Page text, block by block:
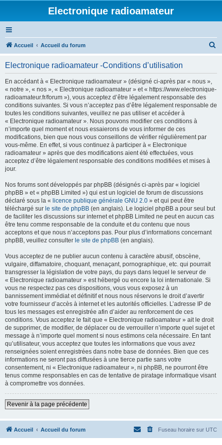
Electronique radioamateur
Accueil Accueil du forum
Electronique radioamateur -Conditions d’utilisation
En accédant à « Electronique radioamateur » (désigné ci-après par « nous »,
« notre », « nos », « Electronique radioamateur » et « https://www.electronique-
radioamateur.fr/forum »), vous acceptez d’être légalement responsable des
conditions suivantes. Si vous n’acceptez pas d’être légalement responsable de
toutes les conditions suivantes, veuillez ne pas utiliser et accéder à
« Electronique radioamateur ». Nous pouvons modifier ces conditions à
n’importe quel moment et nous essaierons de vous informer de ces
modifications, bien que nous vous conseillons de vérifier régulièrement par
vous-même. En effet, si vous continuez à participer à « Electronique
radioamateur » après que des modifications aient été effectuées, vous
acceptez d’être légalement responsable des conditions modifiées et mises à
jour.
Nos forums sont développés par phpBB (désignés ci-après par « logiciel
phpBB » et « phpBB Limited ») qui est un logiciel de forum de discussions
déclaré sous la « licence publique générale GNU 2.0 » et qui peut être
téléchargé sur le site de phpBB (en anglais). Le logiciel phpBB a pour seul but
de faciliter les discussions sur internet et phpBB Limited ne peut en aucun cas
être tenu comme responsable de la conduite et du contenu que nous
acceptons et que nous n’acceptons pas. Pour plus d’informations concernant
phpBB, veuillez consulter le site de phpBB (en anglais).
Vous acceptez de ne publier aucun contenu à caractère abusif, obscène,
vulgaire, diffamatoire, choquant, menaçant, pornographique, etc. qui pourrait
transgresser la législation de votre pays, du pays dans lequel le serveur de
« Electronique radioamateur » est hébergé ou encore la loi internationale. Si
vous ne respectez pas ces dispositions, vous vous exposez à un
bannissement immédiat et définitif et nous nous réservons le droit d’avertir
votre fournisseur d’accès à internet et les autorités officielles. L’adresse IP de
tous les messages est enregistrée afin d’aider au renforcement de ces
conditions. Vous acceptez le fait que « Electronique radioamateur » ait le droit
de supprimer, de modifier, de déplacer ou de verrouiller n’importe quel sujet et
message à n’importe quel moment si nous estimons cela nécessaire. En tant
qu’utilisateur, vous acceptez que toutes les informations que vous avez
renseignées soient enregistrées dans notre base de données. Bien que ces
informations ne seront pas diffusées à une tierce partie sans votre
consentement, ni « Electronique radioamateur », ni phpBB, ne pourront être
tenus comme responsables en cas de tentative de piratage informatique visant
à compromettre vos données.
Revenir à la page précédente
Accueil Accueil du forum Fuseau horaire sur UTC